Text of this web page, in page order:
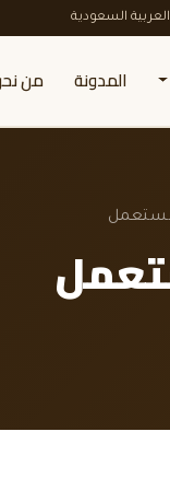
السعودية
المدونة من
مستعمل